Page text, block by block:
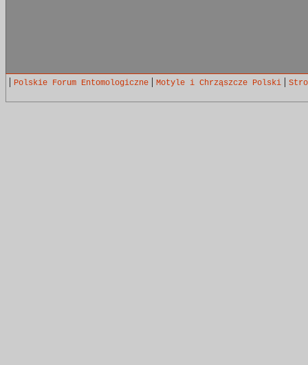
| Polskie Forum Entomologiczne | Motyle i Chrząszcze Polski |